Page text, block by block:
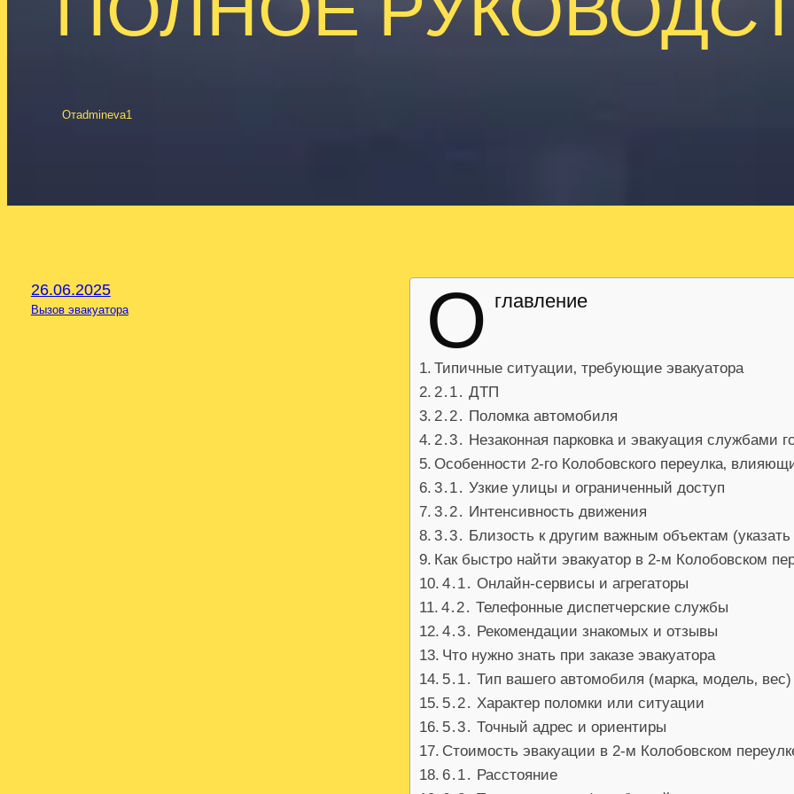
Отadmineva1
26.06.2025
Вызов эвакуатора О главление
Типичные ситуации‚ требующие эвакуатора
2․1․ ДТП
2․2․ Поломка автомобиля
2․3․ Незаконная парковка и эвакуация службами
Особенности 2-го Колобовского переулка‚
3․1․ Узкие улицы и ограниченный доступ
3․2․ Интенсивность движения
3․3․ Близость к другим важным объектам (указать
Как быстро найти эвакуатор в 2-м Колобовском
4․1․ Онлайн-сервисы и агрегаторы
4․2․ Телефонные диспетчерские службы
4․3․ Рекомендации знакомых и отзывы
Что нужно знать при заказе эвакуатора
5․1․ Тип вашего автомобиля (марка‚ модель‚ вес)
5․2․ Характер поломки или ситуации
5․3․ Точный адрес и ориентиры
Стоимость эвакуации в 2-м Колобовском
6․1․ Расстояние